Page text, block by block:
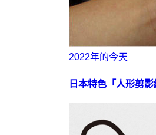
2022年的今天
日本特色「人形剪